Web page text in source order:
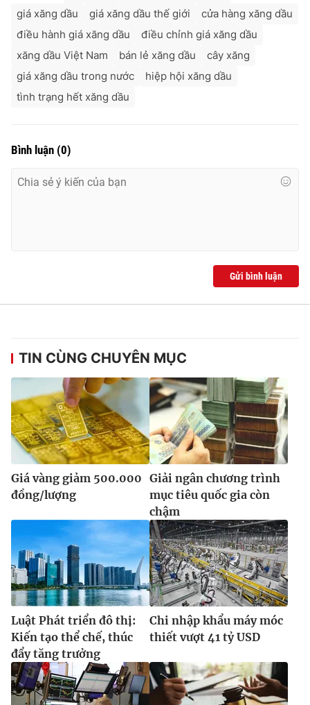
giá xăng dầu
giá xăng dầu thế giới
cửa hàng xăng dầu
điều hành giá xăng dầu
điều chỉnh giá xăng dầu
xăng dầu Việt Nam
bán lẻ xăng dầu
cây xăng
giá xăng dầu trong nước
hiệp hội xăng dầu
tình trạng hết xăng dầu
Bình luận (0)
Gửi bình luận
TIN CÙNG CHUYÊN MỤC
Giá vàng giảm 500.000
đồng/lượng
Giải ngân chương trình
mục tiêu quốc gia còn
chậm
Luật Phát triển đô thị:
Kiến tạo thể chế, thúc
đẩy tăng trưởng
Chi nhập khẩu máy móc
thiết vượt 41 tỷ USD